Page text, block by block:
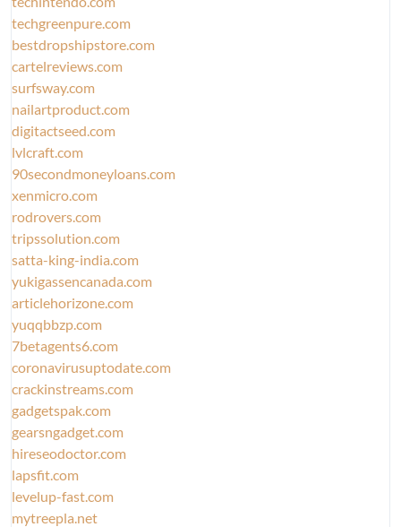
techgreenpure.com
bestdropshipstore.com
cartelreviews.com
surfsway.com
nailartproduct.com
digitactseed.com
lvlcraft.com
90secondmoneyloans.com
xenmicro.com
rodrovers.com
tripssolution.com
satta-king-india.com
yukigassencanada.com
articlehorizone.com
yuqqbbzp.com
7betagents6.com
coronavirusuptodate.com
crackinstreams.com
gadgetspak.com
gearsngadget.com
hireseodoctor.com
lapsfit.com
levelup-fast.com
mytreepla.net